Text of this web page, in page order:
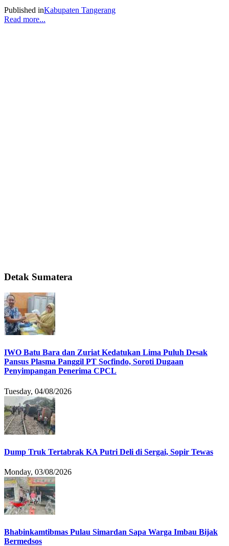
Published inKabupaten Tangerang
Read more...
Detak Sumatera
IWO Batu Bara dan Zuriat Kedatukan Lima Puluh Desak
Pansus Plasma Panggil PT Socfindo, Soroti Dugaan
Penyimpangan Penerima CPCL
Tuesday, 04/08/2026
Dump Truk Tertabrak KA Putri Deli di Sergai, Sopir Tewas
Monday, 03/08/2026
Bhabinkamtibmas Pulau Simardan Sapa Warga Imbau Bijak
Bermedsos